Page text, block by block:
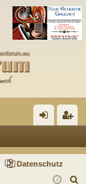
m ist
rie
Datenschutz